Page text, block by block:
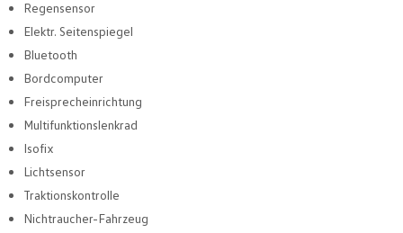
Regensensor
Elektr. Seitenspiegel
Bluetooth
Bordcomputer
Freisprecheinrichtung
Multifunktionslenkrad
Isofix
Lichtsensor
Traktionskontrolle
Nichtraucher-Fahrzeug